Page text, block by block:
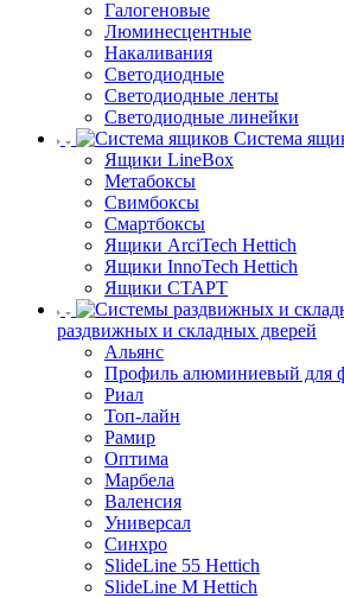
Галогеновые
Люминесцентные
Накаливания
Светодиодные
Светодиодные ленты
Светодиодные линейки
Система
Ящики LineBox
Метабоксы
Свимбоксы
Смартбоксы
Ящики ArciTech Hettich
Ящики InnoTech Hettich
Ящики СТАРТ
раздвижных и складных дверей
Альянс
Профиль алюминиевый для
Риал
Топ-лайн
Рамир
Оптима
Марбела
Валенсия
Универсал
Синхро
SlideLine 55 Hettich
SlideLine M Hettich